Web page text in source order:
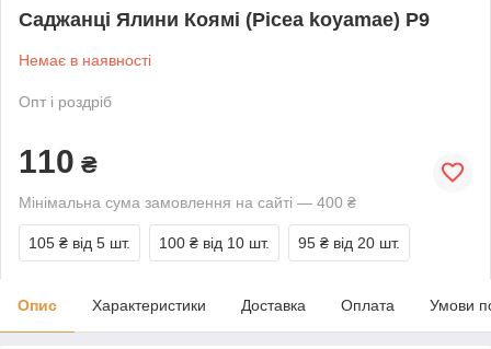
Саджанці Ялини Коямі (Picea koyamae) P9
Немає в наявності
Опт і роздріб
110 ₴
Мінімальна сума замовлення на сайті — 400 ₴
105 ₴ від 5 шт. 100 ₴ від 10 шт. 95 ₴ від 20 шт.
Опис Характеристики Доставка Оплата Умови